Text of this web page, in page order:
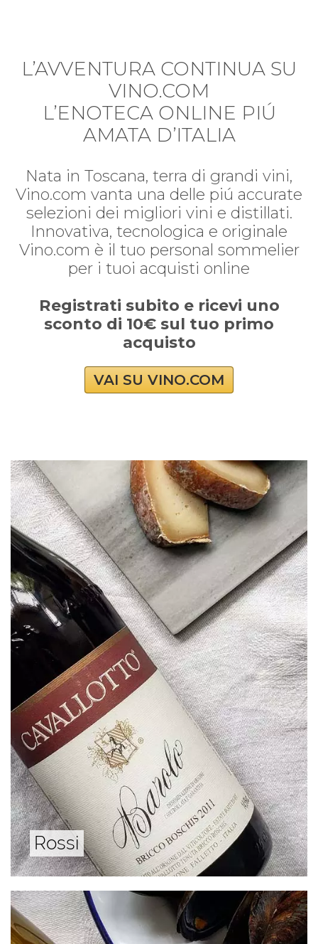
L’AVVENTURA CONTINUA SU
VINO.COM
L’ENOTECA ONLINE PIÚ
AMATA D’ITALIA
Nata in Toscana, terra di grandi vini,
Vino.com vanta una delle piú accurate
selezioni dei migliori vini e distillati.
Innovativa, tecnologica e originale
Vino.com è il tuo personal sommelier
per i tuoi acquisti online
Registrati subito e ricevi uno
sconto di 10€ sul tuo primo
acquisto
VAI SU VINO.COM
Rossi